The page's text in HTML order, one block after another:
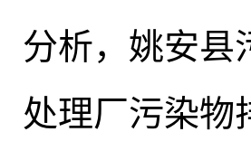
分析，姚安县
处理厂污染物